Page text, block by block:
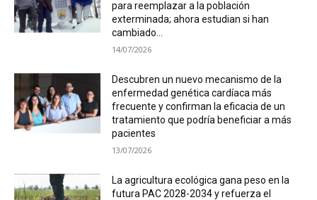
para reemplazar a la población
exterminada; ahora estudian si han
cambiado...
14/07/2026
Descubren un nuevo mecanismo de la
enfermedad genética cardíaca más
frecuente y confirman la eficacia de un
tratamiento que podría beneficiar a más
pacientes
13/07/2026
La agricultura ecológica gana peso en la
futura PAC 2028-2034 y refuerza el